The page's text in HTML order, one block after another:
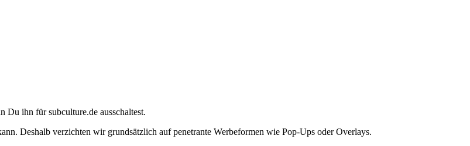
Du ihn für subculture.de ausschaltest.
Deshalb verzichten wir grundsätzlich auf penetrante Werbeformen wie Pop-Ups oder Overlays.